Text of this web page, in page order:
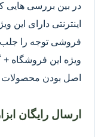
در بین بررسی هایی
اینترنتی دارای این
ویژه این فروشگاه
اصل بودن
ارسال رایگان